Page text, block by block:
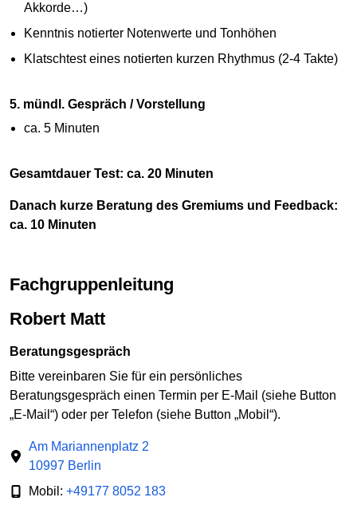
Akkorde…)
Kenntnis notierter Notenwerte und Tonhöhen
Klatschtest eines notierten kurzen Rhythmus (2-4 Takte)
5. mündl. Gespräch / Vorstellung
ca. 5 Minuten
Gesamtdauer Test: ca. 20 Minuten
Danach kurze Beratung des Gremiums und Feedback:
ca. 10 Minuten
Fachgruppenleitung
Robert Matt
Beratungsgespräch
Bitte vereinbaren Sie für ein persönliches
Beratungsgespräch einen Termin per E-Mail (siehe Button
„E-Mail“) oder per Telefon (siehe Button „Mobil“).
Am Mariannenplatz 2
10997 Berlin
Mobil: +49177 8052 183